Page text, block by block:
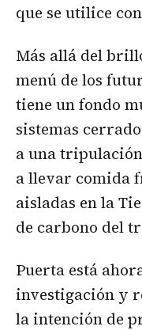
que se utilice
Más allá del
menú de los
tiene un fondo
sistemas
a una
a llevar comida
aisladas en la
de carbono del
Puerta está
investigación y
la intención de